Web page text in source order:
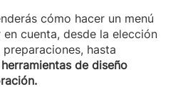
cómo hacer un menú
cuenta, desde la elección
hasta
de diseño